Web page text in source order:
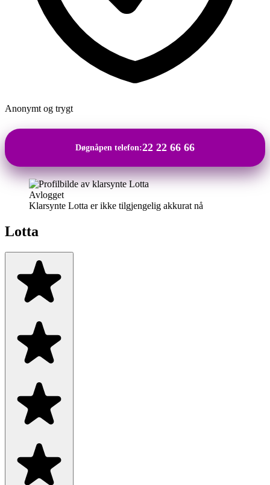
Anonymt og trygt
Døgnåpen telefon:22 22 66 66
Avlogget
Klarsynte Lotta er ikke tilgjengelig akkurat nå
Lotta